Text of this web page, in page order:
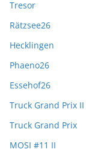
Tresor
Rätzsee26
Hecklingen
Phaeno26
Essehof26
Truck Grand Prix II
Truck Grand Prix
MOSI #11 II